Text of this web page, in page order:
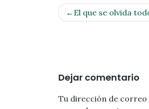
Navegación
de
El que se olvida
Dejar comentario
Tu dirección de